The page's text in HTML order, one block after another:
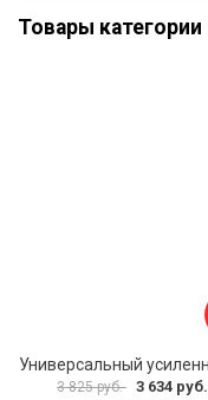
Товары категории
3 825 руб. 3 634 руб.